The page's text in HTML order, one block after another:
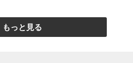
もっと見る